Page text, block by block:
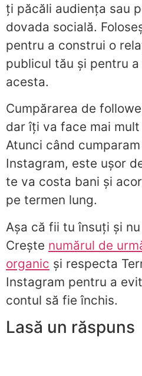
ți păcăli audiența sau
dovada socială.
pentru a construi o
publicul tău și pentru
acesta.
Cumpărarea de
dar îți va face mai
Atunci când
Instagram, este ușor
te va costa bani și
pe termen lung.
Așa că fii tu însuți și
Crește numărul de
organic și respecta
Instagram pentru a
contul să fie închis.
Lasă un răspuns